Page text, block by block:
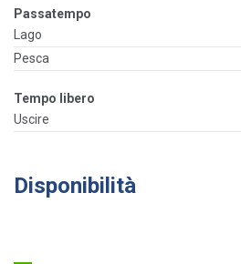
Passatempo
Lago
Pesca
Tempo libero
Uscire
Disponibilità